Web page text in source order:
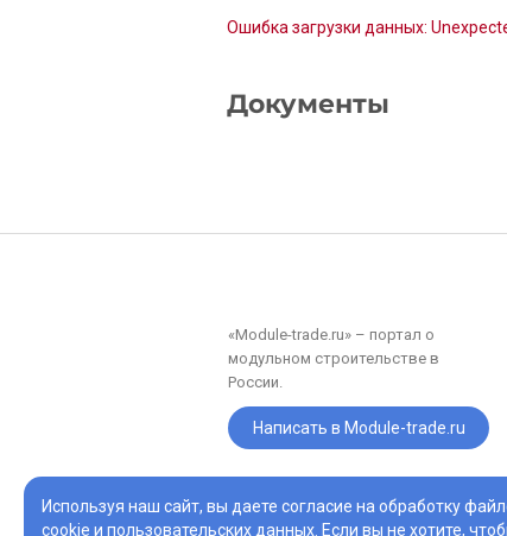
Используя наш сайт, вы даете согласие на обработку
cookie и пользовательских данных. Если вы не хотите,
Ошибка загрузки данных:
Документы
«Module-trade.ru» – портал о
модульном строительстве в
России.
Написать в Module-trade.ru
Торговая площадка для поиска,
исполнителей для проектирования,